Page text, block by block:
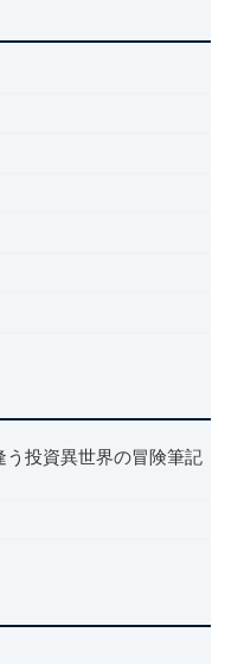
う投資異世界の冒険筆記